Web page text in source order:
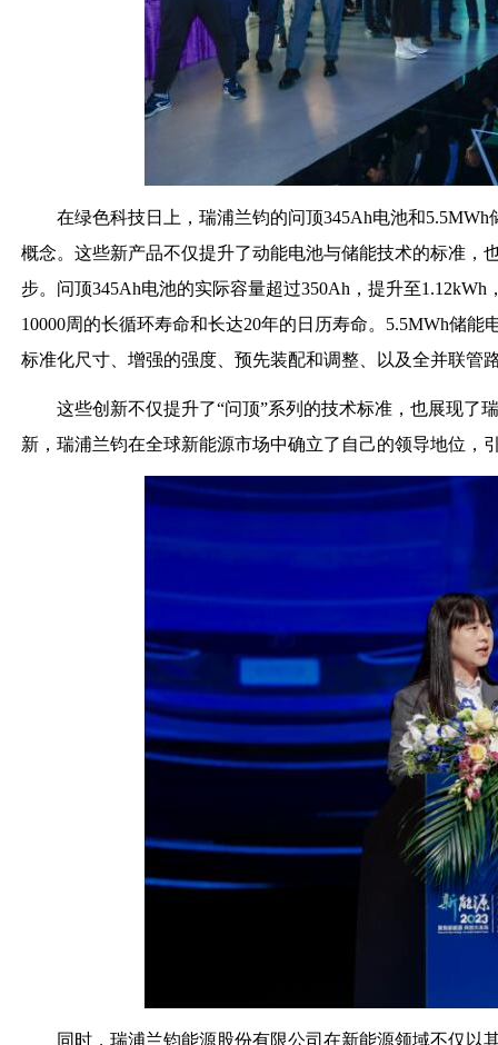
在绿色科技日上，瑞浦兰钧的问顶345Ah电池和
概念。这些新产品不仅提升了动能电池与储能技术的标准，
步。问顶345Ah电池的实际容量超过350Ah，提升至
10000周的长循环寿命和长达20年的日历寿命。5.5MWh储
标准化尺寸、增强的强度、预先装配和调整、以及全并联管
这些创新不仅提升了“问顶”系列的技术标准，也展现了
新，瑞浦兰钧在全球新能源市场中确立了自己的领导地位，
同时，瑞浦兰钧能源股份有限公司在新能源领域不仅以